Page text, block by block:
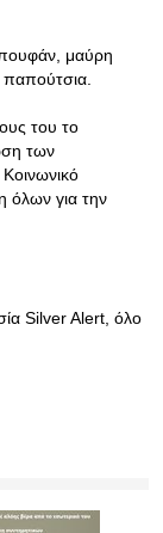
μαύρη
παπούτσια.
του το
των
όλων για την
Silver Alert, όλο